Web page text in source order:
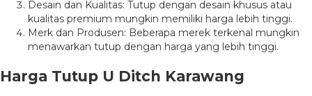
Desain dan Kualitas: Tutup dengan desain khusus atau
kualitas premium mungkin memiliki harga lebih tinggi.
Merk dan Produsen: Beberapa merek terkenal mungkin
menawarkan tutup dengan harga yang lebih tinggi.
Harga Tutup U Ditch Karawang